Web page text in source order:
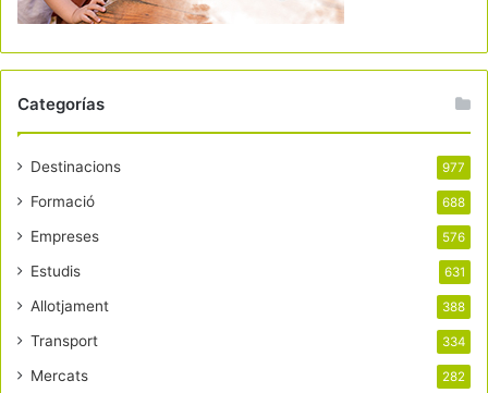
Categorías
Destinacions 977
Formació 688
Empreses 576
Estudis 631
Allotjament 388
Transport 334
Mercats 282